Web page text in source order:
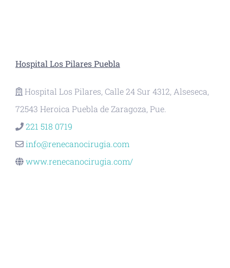
Hospital Los Pilares Puebla
Hospital Los Pilares, Calle 24 Sur 4312, Alseseca,
72543 Heroica Puebla de Zaragoza, Pue.
221 518 0719
info@renecanocirugia.com
www.renecanocirugia.com/